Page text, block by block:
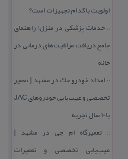
اولویت با كدام تجهیزات است؟
:: خدمات پزشكی در منزل؛ راهنمای
جامع دریافت مراقبت‌های درمانی در
خانه
:: امداد خودرو جك در مشهد | تعمیر
تخصصی و عیب‌یابی خودروهای JAC
با ۱۰ سال تجربه
:: تعمیرگاه ام جی در مشهد |
عیب‌یابی تخصصی و تعمیرات